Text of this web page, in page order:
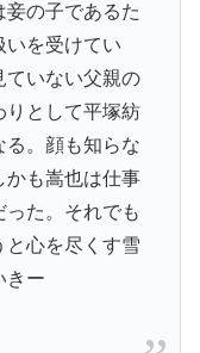
の子であるた
いを受けてい
ていない父親の
りとして平塚紡
る。顔も知らな
かも嵩也は仕事
た。それでも
と心を尽くす雪
きー